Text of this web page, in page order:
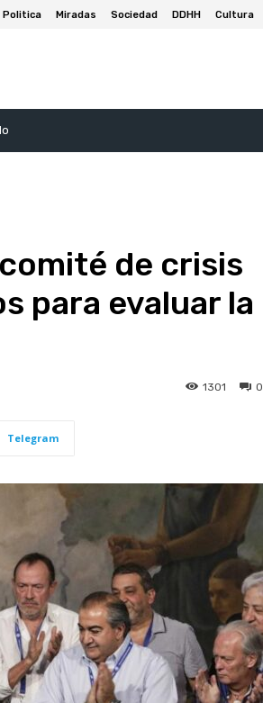
Politica Miradas Sociedad DDHH Cultura
de crisis
para evaluar la
0
1301
Telegram